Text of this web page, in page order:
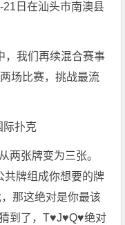
日在汕头市南澳县
，我们再续混合赛事
场比赛，挑战最流
际扑克
两张牌变为三张。
共牌组成你想要的牌
那这绝对是你最该
到了，T♥️J♥️Q♥️绝对